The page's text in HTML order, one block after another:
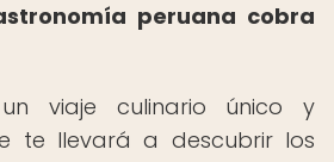
peruana cobra
viaje culinario único y
te llevará a descubrir los